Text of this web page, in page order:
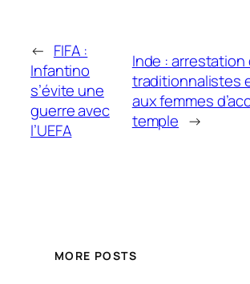
← FIFA :
Infantino
s’évite une
guerre avec
l’UEFA
Inde : arrestation
traditionnalistes
aux femmes
temple →
MORE POSTS